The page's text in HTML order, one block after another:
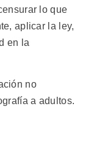
lo que
aplicar la ley,
en la
no
a adultos.